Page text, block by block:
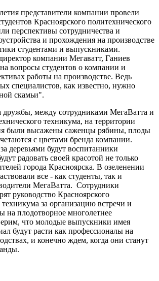
представители компании провели
Красноярского политехнического
перспективы сотрудничества и
и прохождения на производстве
студентами и выпускниками.
компании Мегаватт, Ганиев
вопросы студентов о компании и
работы на производстве. Ведь
специалистов, как известно, нужно
скамьи".
дружбы, между сотрудниками МегаВатта и
техникума, на территории
были высажены саженцы рябины, плоды
с цветами бренда компании.
деревьями будут воспитанники
радовать своей красотой не только
города Красноярска. В озеленении
все - как студенты, так и
МегаВатта. Сотрудники
руководство Красноярского
за организацию встречи и
на плодотворное многолетнее
что молодые выпускники имея
будут расти как профессионалы на
и конечно ждем, когда они станут